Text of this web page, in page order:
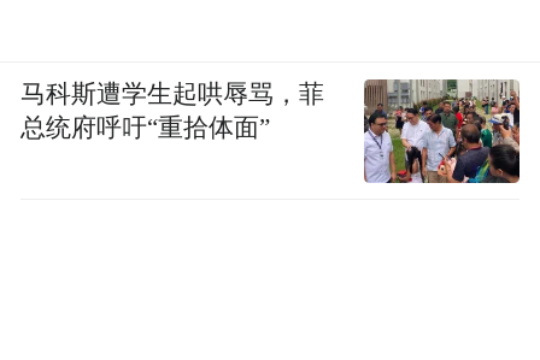
马科斯遭学生起哄辱骂，菲
总统府呼吁“重拾体面”